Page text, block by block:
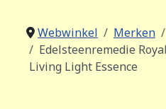
Webwinkel Merken
Edelsteenremedie
Living Light Essence